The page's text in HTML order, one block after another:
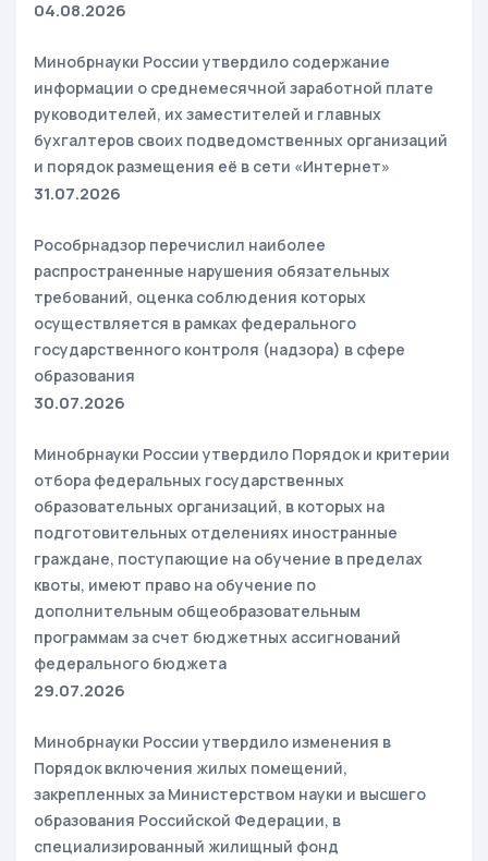
04.08.2026
Минобрнауки России утвердило содержание
информации о среднемесячной заработной плате
руководителей, их заместителей и главных
бухгалтеров своих подведомственных организаций
и порядок размещения её в сети «Интернет»
31.07.2026
Рособрнадзор перечислил наиболее
распространенные нарушения обязательных
требований, оценка соблюдения которых
осуществляется в рамках федерального
государственного контроля (надзора) в сфере
образования
30.07.2026
Минобрнауки России утвердило Порядок и критерии
отбора федеральных государственных
образовательных организаций, в которых на
подготовительных отделениях иностранные
граждане, поступающие на обучение в пределах
квоты, имеют право на обучение по
дополнительным общеобразовательным
программам за счет бюджетных ассигнований
федерального бюджета
29.07.2026
Минобрнауки России утвердило изменения в
Порядок включения жилых помещений,
закрепленных за Министерством науки и высшего
образования Российской Федерации, в
специализированный жилищный фонд